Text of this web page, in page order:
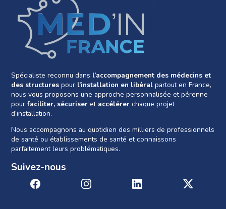
Spécialiste reconnu dans l’accompagnement des médecins et
des structures pour l’installation en libéral partout en France,
nous vous proposons une approche personnalisée et pérenne
pourfaciliter, sécuriseretaccélérer chaque projet
d’installation.
Nous accompagnons au quotidien des milliers de professionnels
de santé ou établissements de santé et connaissons
parfaitement leurs problématiques.
Suivez-nous